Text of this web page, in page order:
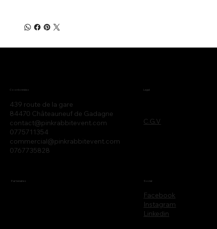
439 route de la gare
84470 Châteauneuf de Gadagne
contact@pinkrabbitevent.com
0775711354
commercial@pinkrabbitevent.com
0767735828
Coordonnées
C.G.V
Legal
Partenaires
Facebook
Instagram
Linkedin
Social